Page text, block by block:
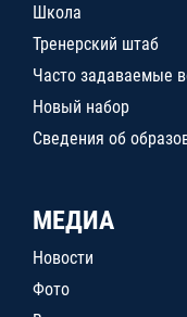
Школа
Тренерский штаб
Часто задаваемые
Новый набор
Сведения об
МЕДИА
Новости
Фото